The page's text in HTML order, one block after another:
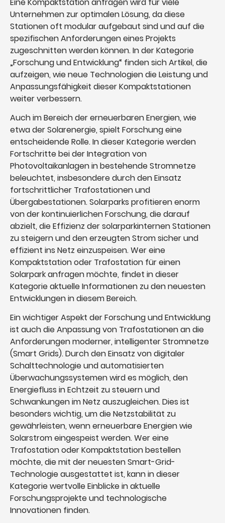
Unternehmen zur optimalen Lösung, da diese
Stationen oft modular aufgebaut sind und auf die
spezifischen Anforderungen eines Projekts
zugeschnitten werden können. In der Kategorie
„Forschung und Entwicklung“ finden sich Artikel, die
aufzeigen, wie neue Technologien die Leistung und
Anpassungsfähigkeit dieser Kompaktstationen
weiter verbessern.
Auch im Bereich der erneuerbaren Energien, wie
etwa der Solarenergie, spielt Forschung eine
entscheidende Rolle. In dieser Kategorie werden
Fortschritte bei der Integration von
Photovoltaikanlagen in bestehende Stromnetze
beleuchtet, insbesondere durch den Einsatz
fortschrittlicher Trafostationen und
Übergabestationen. Solarparks profitieren enorm
von der kontinuierlichen Forschung, die darauf
abzielt, die Effizienz der solarparkinternen Stationen
zu steigern und den erzeugten Strom sicher und
effizient ins Netz einzuspeisen. Wer eine
Kompaktstation oder Trafostation für einen
Solarpark anfragen möchte, findet in dieser
Kategorie aktuelle Informationen zu den neuesten
Entwicklungen in diesem Bereich.
Ein wichtiger Aspekt der Forschung und Entwicklung
ist auch die Anpassung von Trafostationen an die
Anforderungen moderner, intelligenter Stromnetze
(Smart Grids). Durch den Einsatz von digitaler
Schalttechnologie und automatisierten
Überwachungssystemen wird es möglich, den
Energiefluss in Echtzeit zu steuern und
Schwankungen im Netz auszugleichen. Dies ist
besonders wichtig, um die Netzstabilität zu
gewährleisten, wenn erneuerbare Energien wie
Solarstrom eingespeist werden. Wer eine
Trafostation oder Kompaktstation bestellen
möchte, die mit der neuesten Smart-Grid-
Technologie ausgestattet ist, kann in dieser
Kategorie wertvolle Einblicke in aktuelle
Forschungsprojekte und technologische
Innovationen finden.